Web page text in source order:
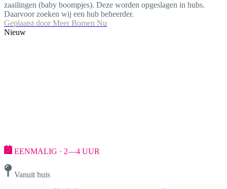
zaailingen (baby boompjes). Deze worden opgeslagen in hubs.
Daarvoor zoeken wij een hub beheerder.
Geplaatst door Meer Bomen Nu
Nieuw
EENMALIG · 2—4 UUR
Vanuit huis